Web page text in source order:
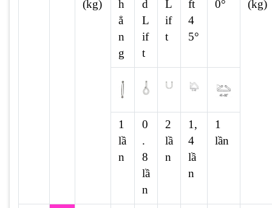
(kg)
h
ẳ
n
g
d
L
if
t
L
if
t
ft
4
5°
0°
(kg)
1
lầ
n
0
.
8
lầ
n
2
lầ
n
1,
4
lầ
n
1
lần